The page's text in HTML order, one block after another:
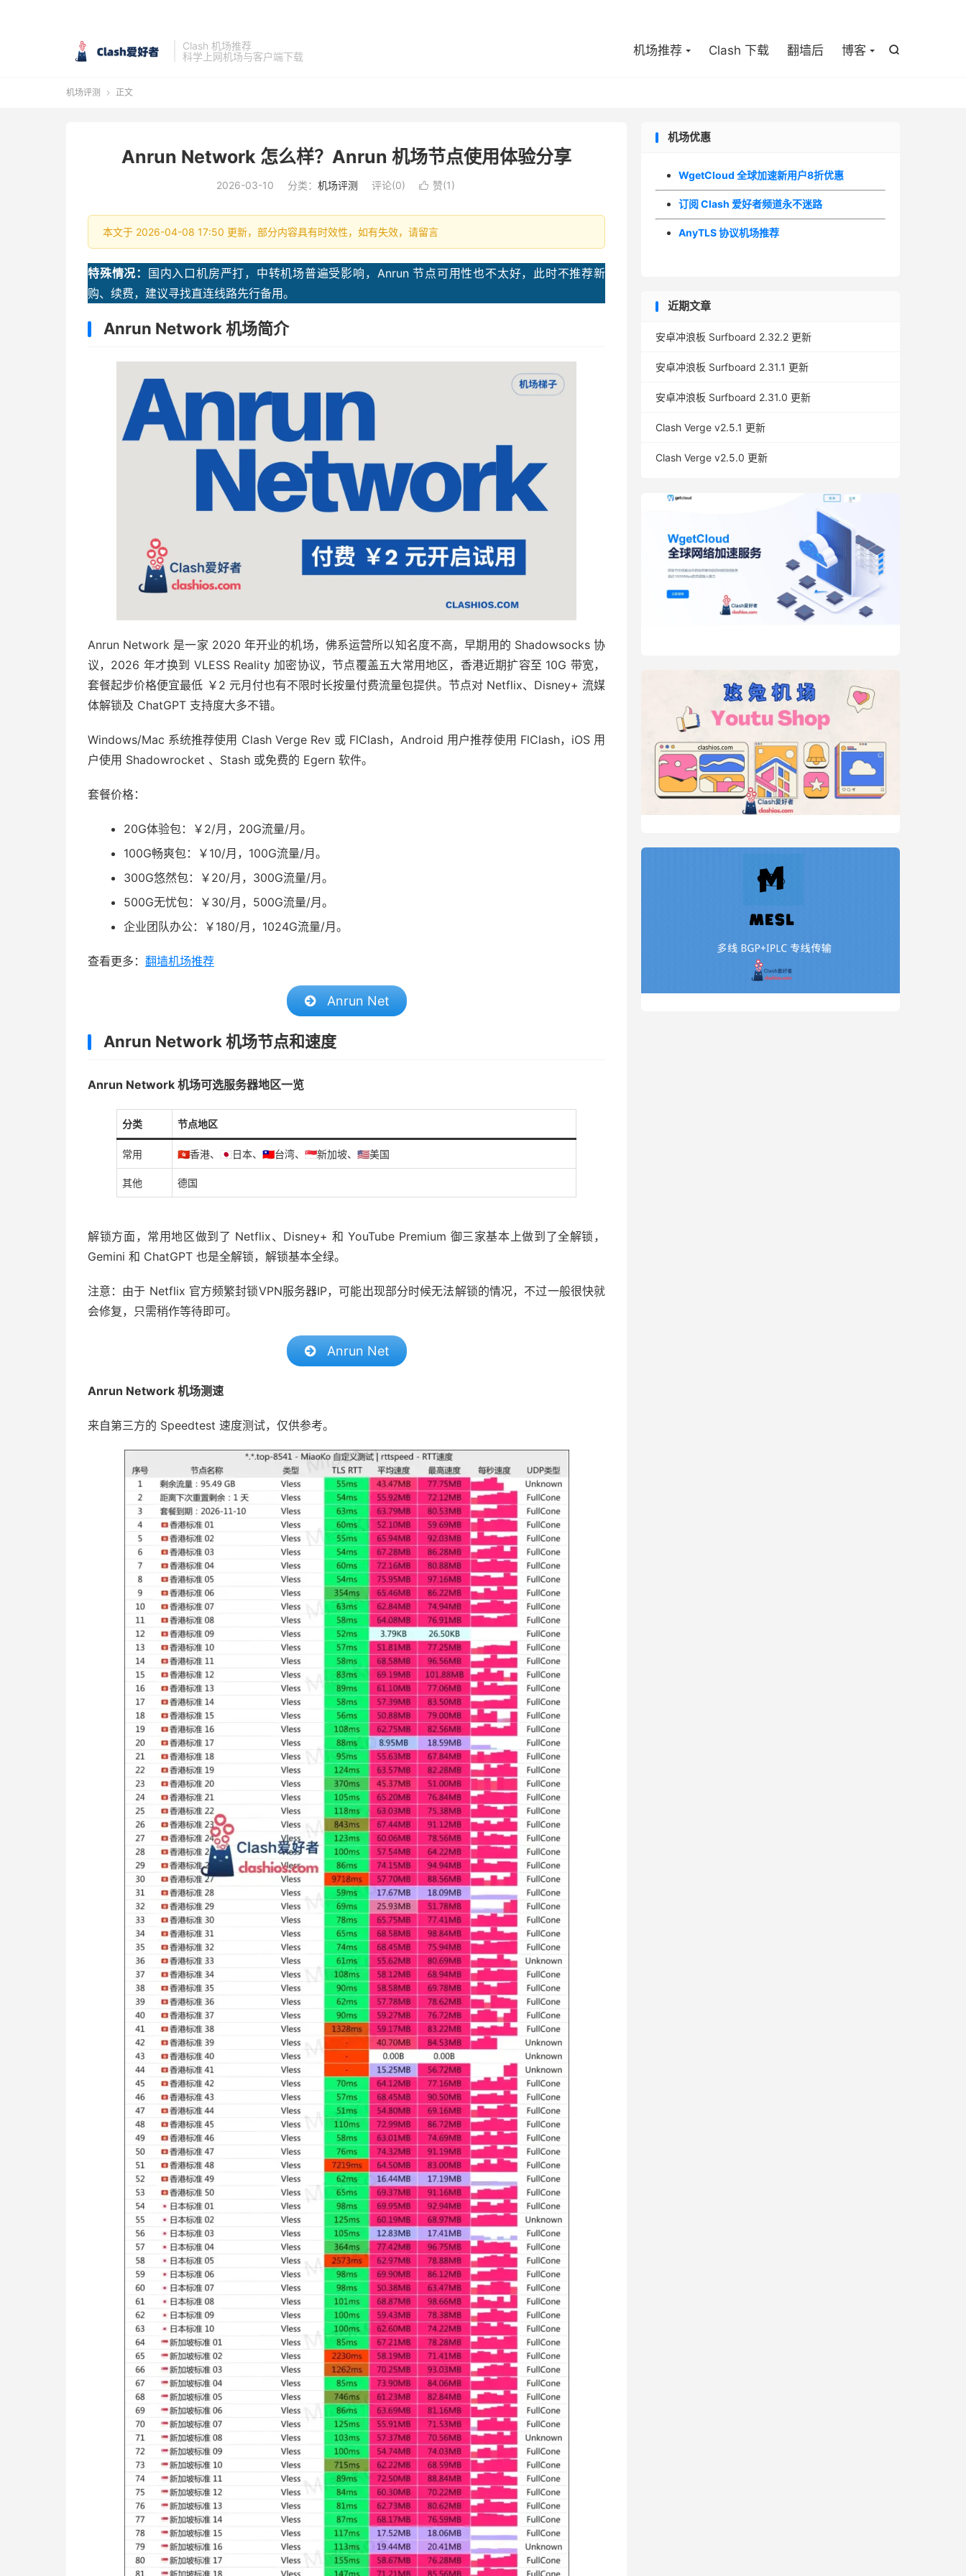
Clash 机场推荐
科学上网机场与客户端下载

机场推荐 Clash 下载 翻墙后 博客
机场评测  正文
Anrun Network 怎么样？Anrun 机场节点使用体验分享
2026-03-10 分类： 机场评测 评论(0)  赞(1)
本文于 2026-04-08 17:50 更新，部分内容具有时效性，如有失效，请留言
特殊情况：
国内入口机房严打，中转机场普遍受影响，Anrun 节点可用性也不太好，此时不推荐新
购、续费，建议寻找直连线路先行备用。
Anrun Network 机场简介
Anrun Network 是一家 2020 年开业的机场，佛系运营所以知名度不高，早期用的 Shadowsocks 协
议，2026 年才换到 VLESS Reality 加密协议，节点覆盖五大常用地区，香港近期扩容至 10G 带宽，
套餐起步价格便宜最低 ￥2 元月付也有不限时长按量付费流量包提供。节点对 Netflix、Disney+ 流媒
体解锁及 ChatGPT 支持度大多不错。
Windows/Mac 系统推荐使用 Clash Verge Rev 或 FlClash，Android 用户推荐使用 FlClash，iOS 用
户使用 Shadowrocket 、Stash 或免费的 Egern 软件。
套餐价格：
20G体验包：￥2/月，20G流量/月。
100G畅爽包：￥10/月，100G流量/月。
300G悠然包：￥20/月，300G流量/月。
500G无忧包：￥30/月，500G流量/月。
企业团队办公：￥180/月，1024G流量/月。
查看更多： 翻墙机场推荐
Anrun Net
Anrun Network 机场节点和速度
Anrun Network 机场可选服务器地区一览
分类 节点地区
常用 🇭🇰香港、🇯🇵日本、🇹🇼台湾、🇸🇬新加坡、🇺🇸美国
其他 德国
解锁方面，常用地区做到了 Netflix、Disney+ 和 YouTube Premium 御三家基本上做到了全解锁，
Gemini 和 ChatGPT 也是全解锁，解锁基本全绿。
注意：由于 Netflix 官方频繁封锁VPN服务器IP，可能出现部分时候无法解锁的情况，不过一般很快就
会修复，只需稍作等待即可。
Anrun Net
Anrun Network 机场测速
来自第三方的 Speedtest 速度测试，仅供参考。
机场优惠
WgetCloud 全球加速新用户8折优惠
订阅 Clash 爱好者频道永不迷路
AnyTLS 协议机场推荐
近期文章
安卓冲浪板 Surfboard 2.32.2 更新
安卓冲浪板 Surfboard 2.31.1 更新
安卓冲浪板 Surfboard 2.31.0 更新
Clash Verge v2.5.1 更新
Clash Verge v2.5.0 更新